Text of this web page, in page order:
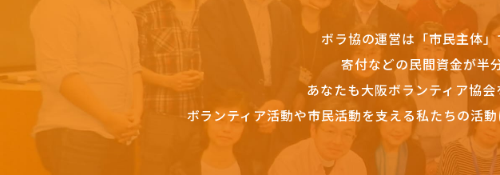
ボラ協の運営は「市民主体」
寄付などの民間資金が半
あなたも大阪ボランティア協
ボランティア活動や市民活動を支える私たちの活